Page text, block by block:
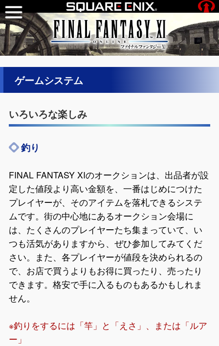
ゲームシステム
いろいろな楽しみ
釣り
FINAL FANTASY XIのオークションは、出品者が設
定した値段より高い金額を、一番はじめにつけた
プレイヤーが、そのアイテムを落札できるシステ
ムです。街の中心地にあるオークション会場に
は、たくさんのプレイヤーたち集まっていて、い
つも活気がありますから、ぜひ参加してみてくだ
さい。また、各プレイヤーが値段を決められるの
で、お店で買うよりもお得に買ったり、売ったり
できます。格安で手に入るものもあるかもしれま
せん。
※釣りをするには「竿」と「えさ」、または「ルア
ー」